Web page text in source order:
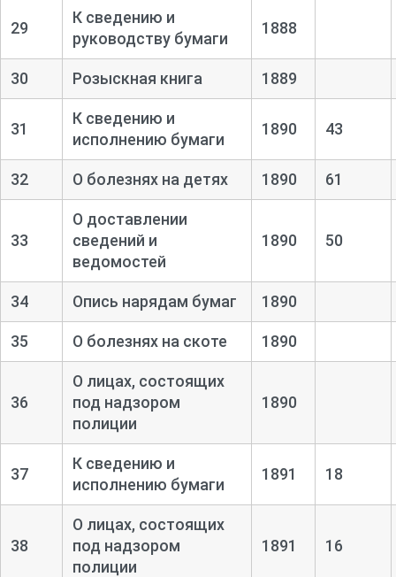
29
К сведению и
руководству бумаги
1888
30 Розыскная книга 1889
31
К сведению и
исполнению бумаги
1890 43
32 О болезнях на детях 1890 61
33
О доставлении
сведений и
ведомостей
1890 50
34 Опись нарядам бумаг 1890
35 О болезнях на скоте 1890
36
О лицах, состоящих
под надзором
полиции
1890
37
К сведению и
исполнению бумаги
1891 18
38
О лицах, состоящих
под надзором
полиции
1891 16